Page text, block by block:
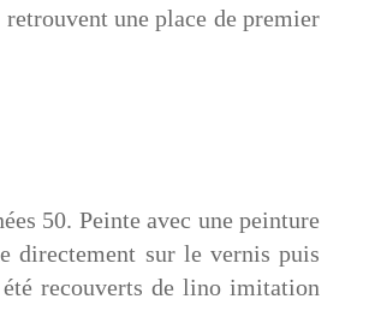
une place de premier
50. Peinte avec une peinture
directement sur le vernis puis
recouverts de lino imitation